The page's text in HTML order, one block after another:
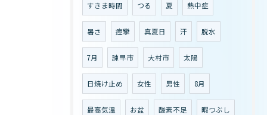
すきま時間 つる 夏 熱中症
暑さ 痙攣 真夏日 汗 脱水
7月 諫早市 大村市 太陽
日焼け止め 女性 男性 8月
最高気温 お盆 酸素不足 暇つぶし